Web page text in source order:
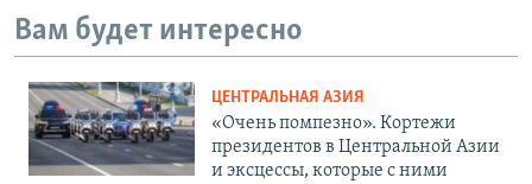
Вам будет интересно
ЦЕНТРАЛЬНАЯ АЗИЯ
«Очень помпезно». Кортежи
президентов в Центральной Азии
и эксцессы, которые с ними